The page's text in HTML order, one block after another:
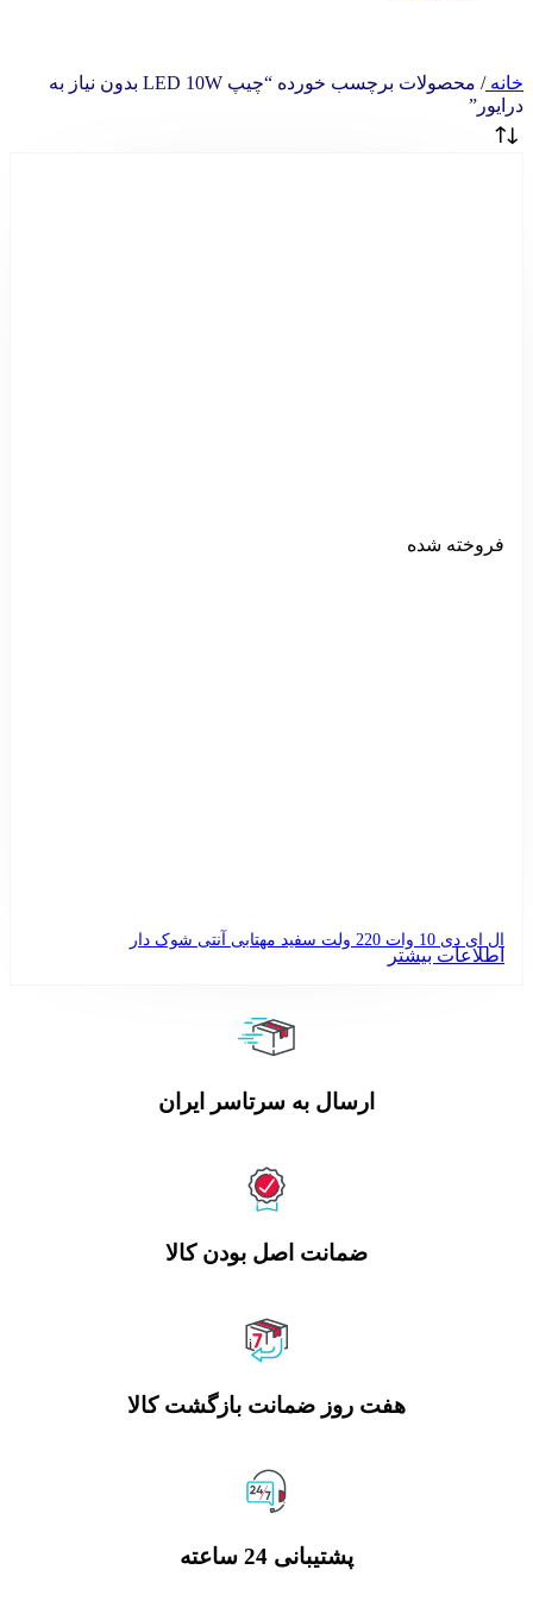
خانه/
محصولات برچسب خورده “چیپ LED 10W بدون نیاز به
درایور”
فروخته شده
ال ای دی 10 وات 220 ولت سفید مهتابی آنتی شوک دار
اطلاعات بیشتر
ارسال به سرتاسر ایران
ضمانت اصل بودن کالا
هفت روز ضمانت بازگشت کالا
پشتیبانی 24 ساعته